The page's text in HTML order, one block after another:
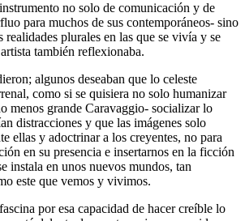
no solo de comunicación y de
para muchos de sus contemporáneos- sino
realidades plurales en las que se vivía y se
también reflexionaba.
algunos deseaban que lo celeste
como si se quisiera no solo humanizar
menos grande Caravaggio- socializar lo
distracciones y que las imágenes solo
ellas y adoctrinar a los creyentes, no para
en su presencia e insertarnos en la ficción
instala en unos nuevos mundos, tan
este que vemos y vivimos.
por esa capacidad de hacer creíble lo